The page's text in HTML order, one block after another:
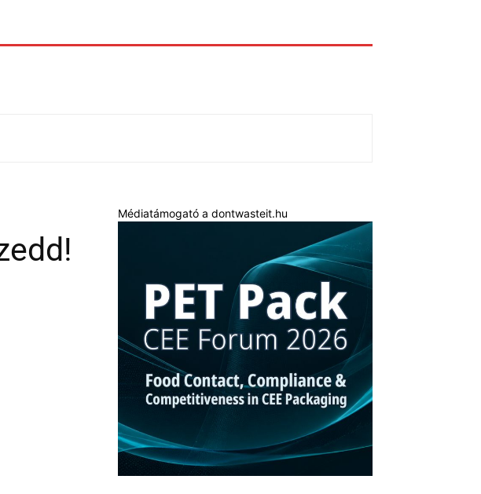
Médiatámogató a dontwasteit.hu